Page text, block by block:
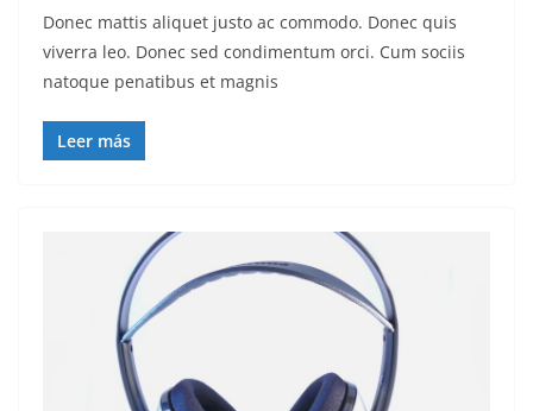
Donec mattis aliquet justo ac commodo. Donec quis
viverra leo. Donec sed condimentum orci. Cum sociis
natoque penatibus et magnis
Leer más